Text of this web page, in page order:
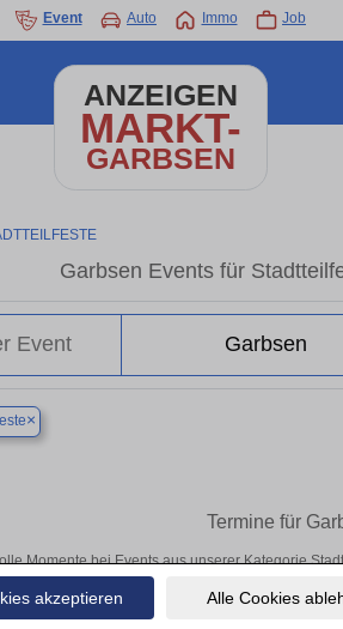
akzeptieren Alle Cookies
Event Auto Immo Job
ANZEIGEN
MARKT-
GARBSEN
Garbsen Events für
×
Termine für
Momente bei Events aus unserer Kategorie
den Online-